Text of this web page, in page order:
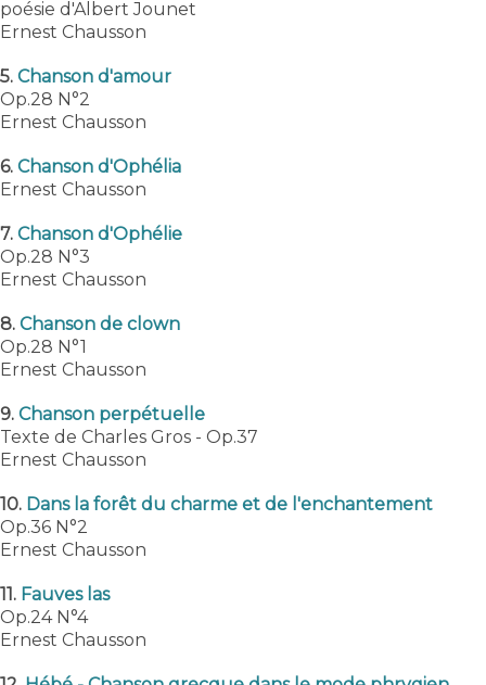
poésie d'Albert Jounet
Ernest Chausson
5. Chanson d'amour
Op.28 N°2
Ernest Chausson
6. Chanson d'Ophélia
Ernest Chausson
7. Chanson d'Ophélie
Op.28 N°3
Ernest Chausson
8. Chanson de clown
Op.28 N°1
Ernest Chausson
9. Chanson perpétuelle
Texte de Charles Gros - Op.37
Ernest Chausson
10. Dans la forêt du charme et de l'enchantement
Op.36 N°2
Ernest Chausson
11. Fauves las
Op.24 N°4
Ernest Chausson